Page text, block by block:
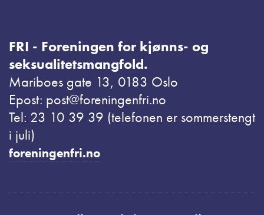
FRI - Foreningen for kjønns- og
seksualitetsmangfold.
Mariboes gate 13, 0183 Oslo
Epost: post@foreningenfri.no
Tel: 23 10 39 39 (telefonen er sommerstengt
i juli)
foreningenfri.no